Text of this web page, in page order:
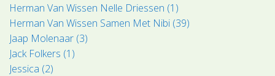
Herman Van Wissen Nelle Driessen (1)
Herman Van Wissen Samen Met Nibi (39)
Jaap Molenaar (3)
Jack Folkers (1)
Jessica (2)